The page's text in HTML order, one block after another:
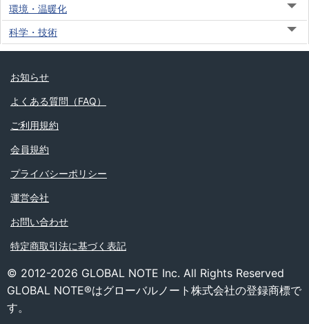
環境・温暖化
科学・技術
お知らせ
よくある質問（FAQ）
ご利用規約
会員規約
プライバシーポリシー
運営会社
お問い合わせ
特定商取引法に基づく表記
© 2012-2026 GLOBAL NOTE Inc. All Rights Reserved
GLOBAL NOTE®はグローバルノート株式会社の登録商標で
す。